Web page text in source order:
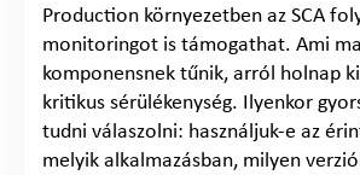
Production környezetben az SCA
monitoringot is támogathat. Ami
komponensnek tűnik, arról holnap
kritikus sérülékenység. Ilyenkor
tudni válaszolni: használjuk-e az
melyik alkalmazásban, milyen